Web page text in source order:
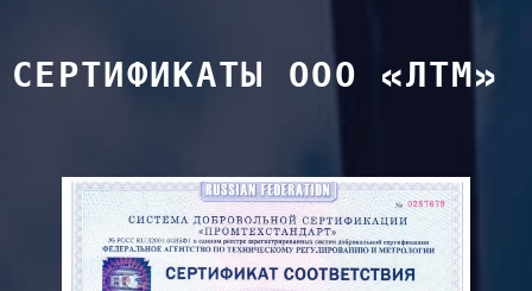
СЕРТИФИКАТЫ ООО «ЛТМ»